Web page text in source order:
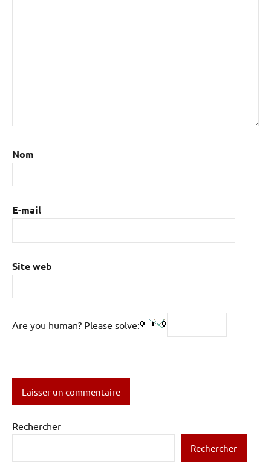
Nom
E-mail
Site web
Are you human? Please solve:
Rechercher
Rechercher